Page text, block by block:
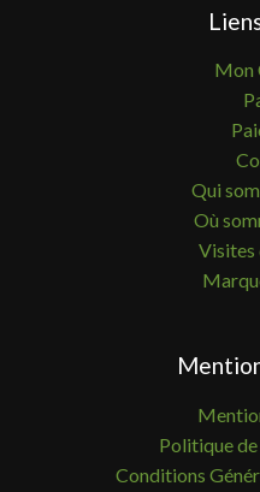
Mon
Qui
Où
Visites
Politique
Conditions